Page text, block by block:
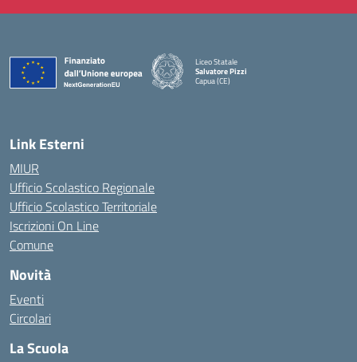
Liceo Statale
Salvatore Pizzi
Capua (CE)
— Visita la pagina iniziale della scuola
Link Esterni
MIUR
Ufficio Scolastico Regionale
Ufficio Scolastico Territoriale
Iscrizioni On Line
Comune
Novità
Eventi
Circolari
La Scuola